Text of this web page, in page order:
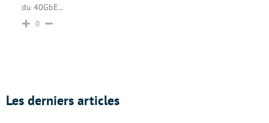
du 40GbE..
0
Les derniers articles